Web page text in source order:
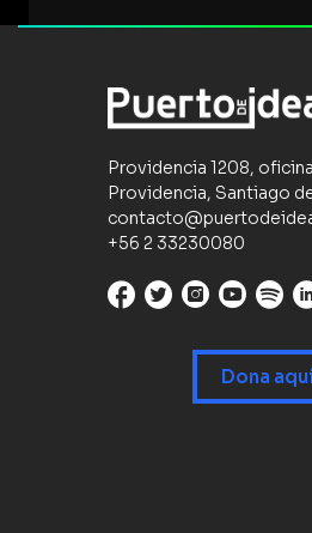
Providencia 1208,
Providencia, Santiago
+56 2 33230080
Dona